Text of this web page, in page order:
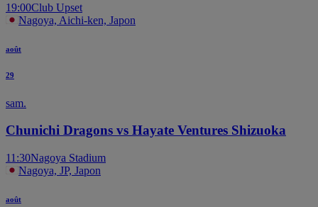
19:00Club Upset
Nagoya, Aichi-ken, Japon
août
29
sam.
Chunichi Dragons vs Hayate Ventures Shizuoka
11:30Nagoya Stadium
Nagoya, JP, Japon
août